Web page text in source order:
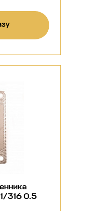
316 0.5